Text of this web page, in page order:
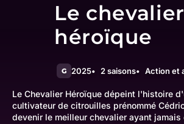
Le chevalier
héroïque
G 2025 2 saisons Action et
Le Chevalier Héroïque dépeint l'histoire
cultivateur de citrouilles prénommé
devenir le meilleur chevalier ayant jamais